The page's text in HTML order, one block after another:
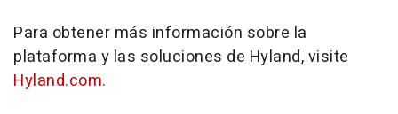
Para obtener más información sobre la
plataforma y las soluciones de Hyland, visite
Hyland.com.